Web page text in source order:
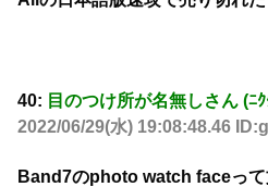
40: 目のつけ所が名無しさん (ﾆ
2022/06/29(水) 19:08:48.46
Band7のphoto watch faceって